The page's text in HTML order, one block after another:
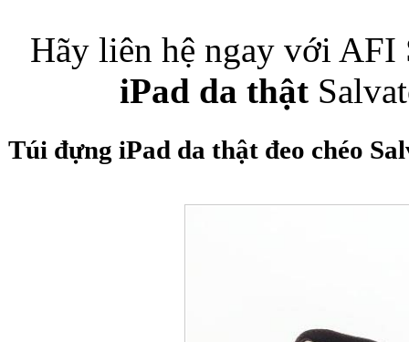
Hãy liên hệ ngay với AFI
iPad da thật
Túi đựng iPad da thật đeo chéo